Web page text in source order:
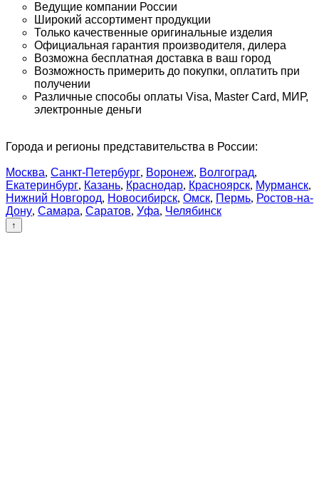
Ведущие компании России
Широкий ассортимент продукции
Только качественные оригинальные изделия
Официальная гарантия производителя, дилера
Возможна бесплатная доставка в ваш город
Возможность примерить до покупки, оплатить при
получении
Различные способы оплаты Visa, Master Card, МИР,
электронные деньги
Города и регионы представительства в России:
Москва, Санкт-Петербург, Воронеж, Волгоград,
Екатеринбург, Казань, Краснодар, Красноярск, Мурманск,
Нижний Новгород, Новосибирск, Омск, Пермь, Ростов-на-
Дону, Самара, Саратов, Уфа, Челябинск
↑